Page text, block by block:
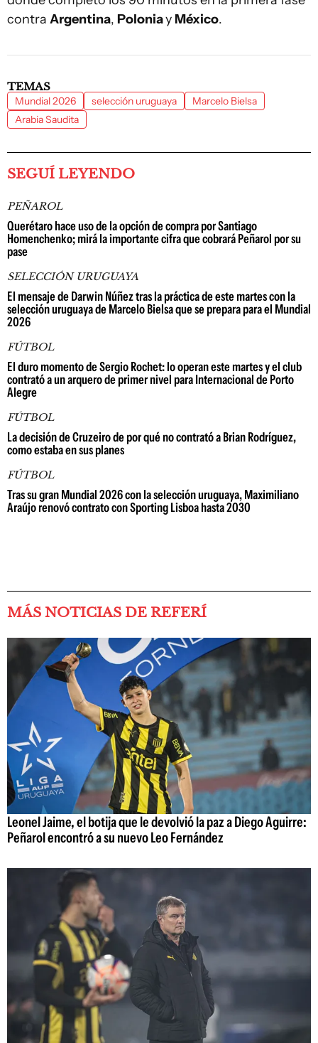
contra Argentina, Poloniay México.
TEMAS
Mundial 2026 selección uruguaya
Marcelo Bielsa
Arabia Saudita
SEGUÍ LEYENDO
PEÑAROL
Querétaro hace uso de la opción de compra por Santiago
Homenchenko; mirá la importante cifra que cobrará Peñarol por su
pase
SELECCIÓN URUGUAYA
El mensaje de Darwin Núñez tras la práctica de este martes con la
selección uruguaya de Marcelo Bielsa que se prepara para el Mundial
2026
FÚTBOL
El duro momento de Sergio Rochet: lo operan este martes y el club
contrató a un arquero de primer nivel para Internacional de Porto
Alegre
FÚTBOL
La decisión de Cruzeiro de por qué no contrató a Brian Rodríguez,
como estaba en sus planes
FÚTBOL
Tras su gran Mundial 2026 con la selección uruguaya, Maximiliano
Araújo renovó contrato con Sporting Lisboa hasta 2030
MÁS NOTICIAS DE REFERÍ
Leonel Jaime, el botija que le devolvió la paz a Diego Aguirre:
Peñarol encontró a su nuevo Leo Fernández